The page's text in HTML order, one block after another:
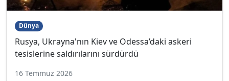
Dünya
Rusya, Ukrayna'nın Kiev ve Odessa’daki askeri
tesislerine saldırılarını sürdürdü
16 Temmuz 2026